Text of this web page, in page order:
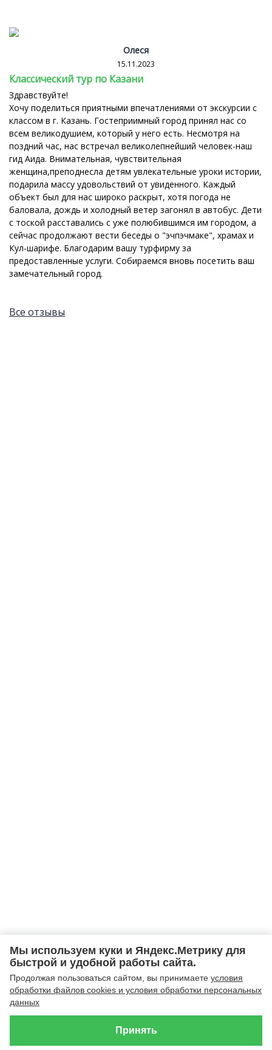
Олеся
15.11.2023
Классический тур по Казани
Здравствуйте!
Хочу поделиться приятными впечатлениями от экскурсии с
классом в г. Казань. Гостеприимный город принял нас со
всем великодушием, который у него есть. Несмотря на
поздний час, нас встречал великолепнейший человек-наш
гид Аида. Внимательная, чувствительная
женщина,преподнесла детям увлекательные уроки истории,
подарила массу удовольствий от увиденного. Каждый
объект был для нас широко раскрыт, хотя погода не
баловала, дождь и холодный ветер загонял в автобус. Дети
с тоской расставались с уже полюбившимся им городом, а
сейчас продолжают вести беседы о "эчпэчмаке", храмах и
Кул-шарифе. Благодарим вашу турфирму за
предоставленные услуги. Собираемся вновь посетить ваш
замечательный город.
Все отзывы
Мы используем куки и Яндекс.Метрику для
быстрой и удобной работы сайта.
Продолжая пользоваться сайтом, вы принимаете условия
обработки файлов cookies и условия обработки персональных
данных
Принять